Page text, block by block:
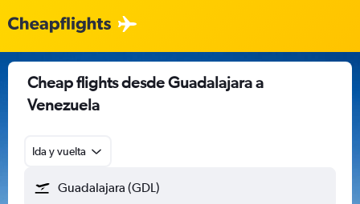
Cheap flights desde Guadalajara a
Venezuela
Ida y vuelta
Guadalajara (GDL)